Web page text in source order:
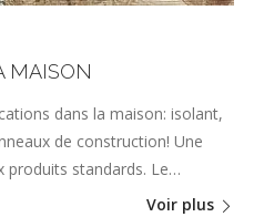
MAISON
dans la maison: isolant,
de construction! Une
produits standards. Le…
Voir plus